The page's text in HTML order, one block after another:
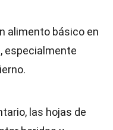
alimento básico en
especialmente
las hojas de